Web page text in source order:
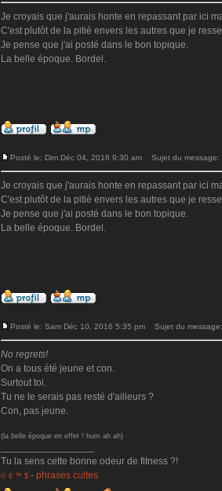
Je croyais que j'aurais honte en repassant par ici
C'est plutôt de la pitié envers les autres que je
Je pense que j'ai posté dans le bon topique.
La belle époque. Bordel.
Posté le: Dim Déc 04, 2016 9:30 am Sujet du message:
Je croyais que j'aurais honte en repassant par ici
C'est plutôt de la pitié envers les autres que je
Je pense que j'ai posté dans le bon topique.
La belle époque. Bordel.
Posté le: Sam Déc 10, 2016 5:35 pm Sujet du message:
No regrets!
On a tous été jeune et con.
Surtout toi.
Tu ne le serais pas resté d'ailleurs ?
Con, pas jeune.
(la belle époque en effet ! hum ah ah)
Tu la sens cette bonne odeur de fitness ?!
© € ™ $ - phrases cultes